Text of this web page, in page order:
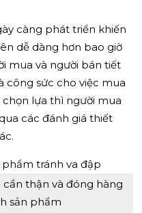
càng phát triển khiến
dễ dàng hơn bao giờ
mua và người bán tiết
công sức cho việc mua
chọn lựa thì người mua
các đánh giá thiết
thận và đóng hàng
sản phẩm